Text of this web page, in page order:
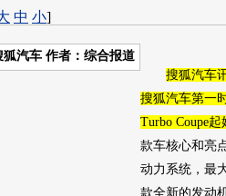
中 小]
狐汽车 作者：综合报道
搜狐汽车
搜狐汽车第一
Turbo Coupe起
款车核心和亮
动力系统，最
款全新的发动